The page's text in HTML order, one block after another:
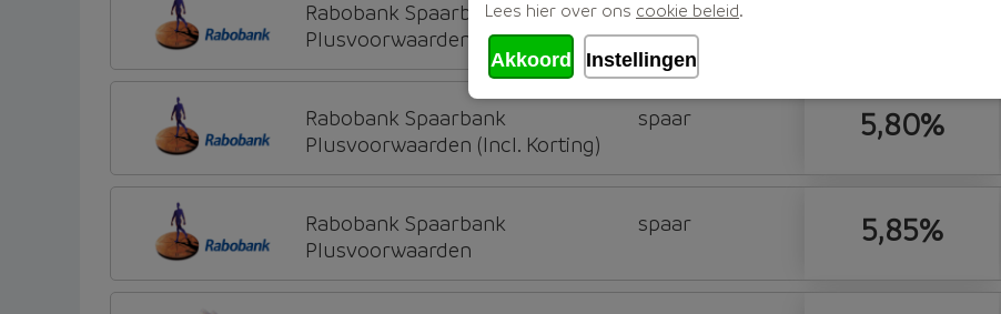
Rabobank Spaarbank
Plusvoorwaarden (Incl. Korting)
spaar
Rabobank Spaarbank
Plusvoorwaarden (Incl. Korting)
spaar 5,80%
Rabobank Spaarbank
Plusvoorwaarden
spaar 5,85%
Lees hier over ons cookie beleid.
Akkoord Instellingen